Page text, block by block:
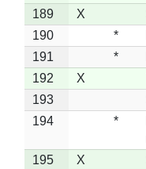
189
X
190
*
191
*
192
X
193
194
*
195
X